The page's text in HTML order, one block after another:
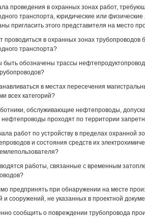
проведения в охранных зонах работ,
транспорта, юридические или
пригласить этого представителя на место
проводиться в охранных зонах
транспорта?
обозначены трассы
в местах пересечения
всех категорий?
обслуживающие нефтепроводы,
проходят по территории
работ по устройству в пределах охранной
и состояния средств их
работы, связанные с временным
предпринять при обнаружении на месте
и сооружений, не указанных в проектной
сообщить о повреждении трубопровода